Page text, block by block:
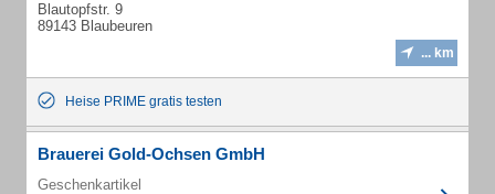
Blautopfstr. 9
89143 Blaubeuren
... km
Heise PRIME gratis testen
Brauerei Gold-Ochsen GmbH
Geschenkartikel